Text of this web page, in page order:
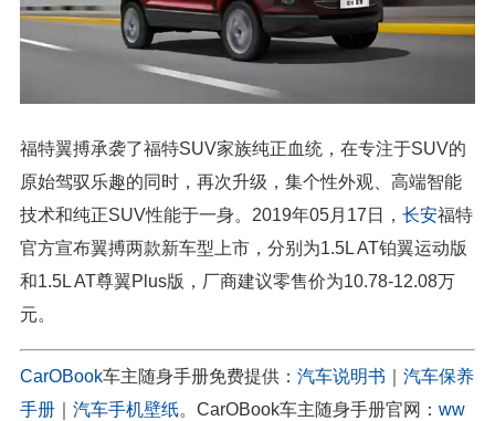
福特翼搏承袭了福特SUV家族纯正血统，在专注于SUV的
原始驾驭乐趣的同时，再次升级，集个性外观、高端智能
技术和纯正SUV性能于一身。2019年05月17日， 长安福特
官方宣布翼搏两款新车型上市，分别为1.5L AT铂翼运动版
和1.5L AT尊翼Plus版，厂商建议零售价为10.78-12.08万
元。
CarOBook车主随身手册免费提供： 汽车说明书
汽车保养
手册
汽车手机壁纸。CarOBook车主随身手册官网： ww